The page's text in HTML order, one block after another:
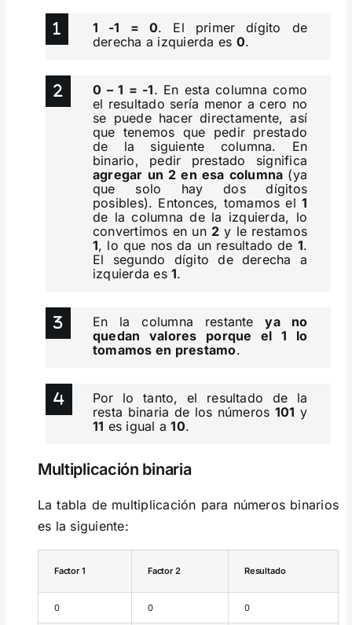
1 -1 = 0. El primer dígito de
derecha a izquierda es 0.
0 – 1 = -1. En esta columna como
el resultado sería menor a cero no
se puede hacer directamente, así
que tenemos que pedir prestado
de la siguiente columna. En
binario, pedir prestado significa
agregar un 2 en esa columna (ya
que solo hay dos dígitos
posibles). Entonces, tomamos el 1
de la columna de la izquierda, lo
convertimos en un 2 y le restamos
1, lo que nos da un resultado de 1.
El segundo dígito de derecha a
izquierda es1.
En la columna restanteya no
quedan valores porque el 1 lo
tomamos en prestamo.
Por lo tanto, el resultado de la
resta binaria de los números 101 y
11 es igual a10.
Multiplicación binaria
La tabla de multiplicación para números binarios
es la siguiente:
Factor 1 Factor 2 Resultado
0 0 0